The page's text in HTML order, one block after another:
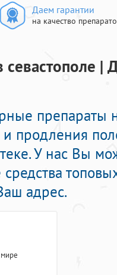
Даем гарантии
на качество
севастополе |
препараты
продления
У нас Вы
адрес.